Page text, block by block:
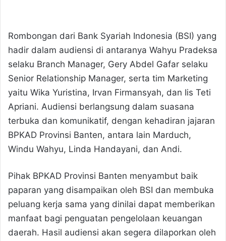
Rombongan dari Bank Syariah Indonesia (BSI) yang
hadir dalam audiensi di antaranya Wahyu Pradeksa
selaku Branch Manager, Gery Abdel Gafar selaku
Senior Relationship Manager, serta tim Marketing
yaitu Wika Yuristina, Irvan Firmansyah, dan Iis Teti
Apriani. Audiensi berlangsung dalam suasana
terbuka dan komunikatif, dengan kehadiran jajaran
BPKAD Provinsi Banten, antara lain Marduch,
Windu Wahyu, Linda Handayani, dan Andi.
Pihak BPKAD Provinsi Banten menyambut baik
paparan yang disampaikan oleh BSI dan membuka
peluang kerja sama yang dinilai dapat memberikan
manfaat bagi penguatan pengelolaan keuangan
daerah. Hasil audiensi akan segera dilaporkan oleh